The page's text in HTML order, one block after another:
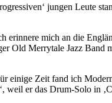
jungen Leute
erinnere mich an die
Old Merrytale Jazz Band
einige Zeit fand ich
weil er das Drum-Solo in